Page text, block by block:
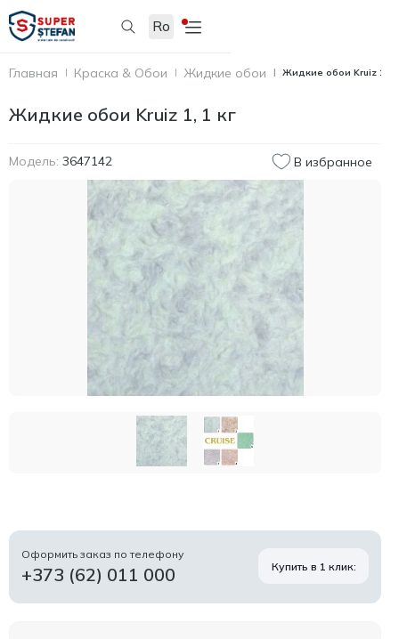
Ro
Главная Краска & Обои Жидкие обои Жидкие обои Kruiz 1, 1
Жидкие обои Kruiz 1, 1 кг
Модель: 3647142 В избранное
Оформить заказ по телефону
+373 (62) 011 000 Купить в 1 клик: